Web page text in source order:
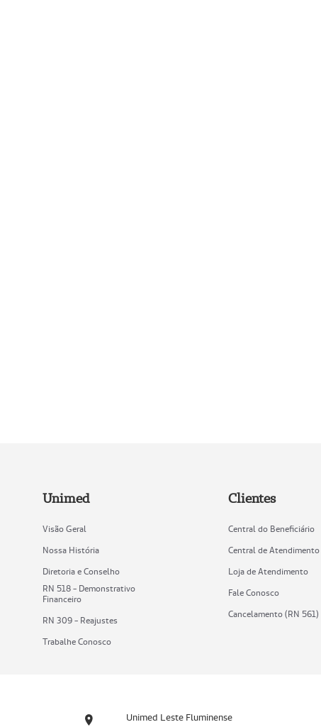
Unimed
Visão Geral
Nossa História
Diretoria e Conselho
RN 518 - Demonstrativo
Financeiro
RN 309 - Reajustes
Trabalhe Conosco
Clientes
Central do Beneficiário
Central de Atendimento
Loja de Atendimento
Fale Conosco
Cancelamento (RN 561)
Unimed Leste Fluminense